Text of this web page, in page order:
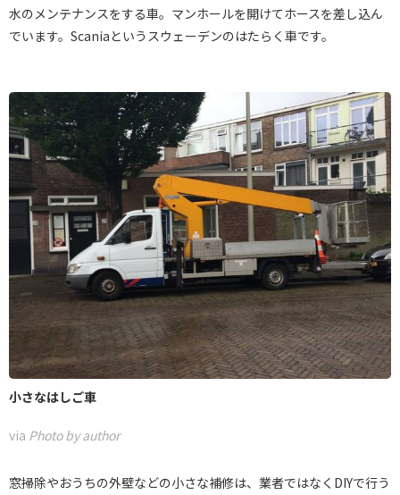
水のメンテナンスをする車。マンホールを開けてホースを差し込ん
でいます。Scaniaというスウェーデンのはたらく車です。
小さなはしご車
via Photo by author
窓掃除やおうちの外壁などの小さな補修は、業者ではなくDIYで行う